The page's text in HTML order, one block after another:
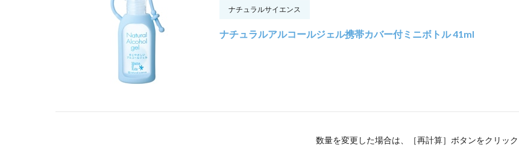
ナチュラルサイエンス
ナチュラルアルコールジェル携帯カバー付ミニボトル 41ml
数量を変更した場合は、［再計算］ボタンをクリッ